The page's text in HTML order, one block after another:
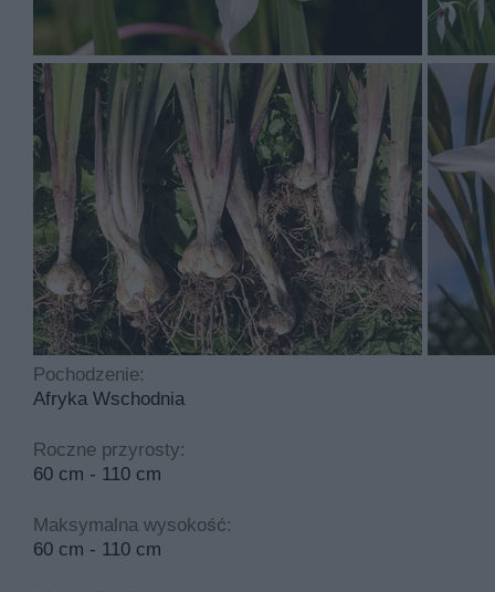
Acidantera to roślina, którą sadzimy w maju .
odczyn gleby to obojętny. Roślina jest wrażliwa na
Najczęściej spotykane choroby dotykające tą roślinę
acidantera wymaga nawożenia i potrzebuje
Pochodzenie:
Afryka Wschodnia
Roczne przyrosty:
60 cm - 110 cm
Maksymalna wysokość:
60 cm - 110 cm